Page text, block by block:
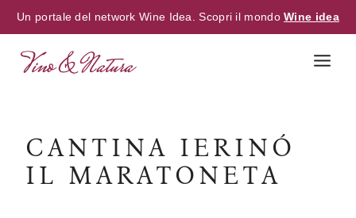
Un portale del network Wine Idea. Scopri il mondoWine idea
CANTINA IERINÓ
IL MARATONETA